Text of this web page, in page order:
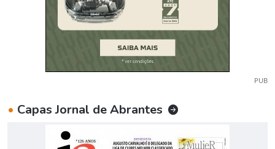
PUB
• Capas Jornal de Abrantes